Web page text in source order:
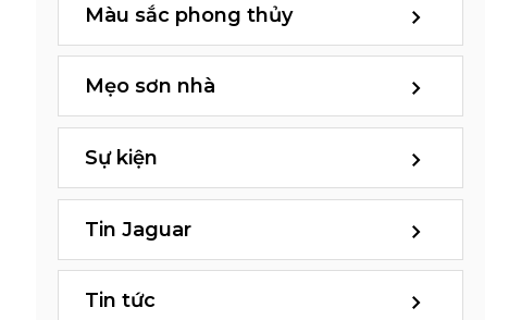
Màu sắc phong thủy
Mẹo sơn nhà
Sự kiện
Tin Jaguar
Tin tức